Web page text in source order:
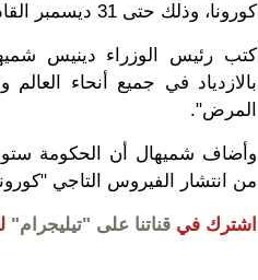
كورونا، وذلك حتى 31 ديسمبر القادم.
بالازدياد في جميع أنحاء
المرض".
وأضاف شميهال أن الحكومة
من انتشار الفيروس التاجي
اشترك في قناتنا على "تيليجرام"